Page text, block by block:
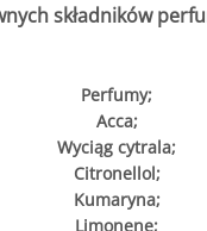
składników
Perfumy;
Acca;
Wyciąg cytrala;
Citronellol;
Kumaryna;
Limonene;